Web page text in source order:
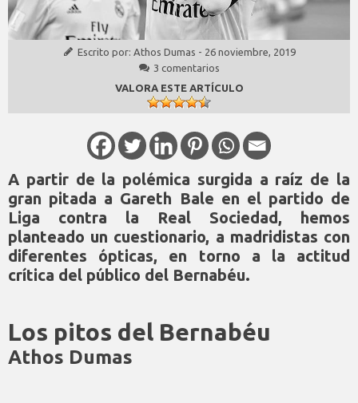
Escrito por: Athos Dumas - 26 noviembre, 2019
3 comentarios
VALORA ESTE ARTÍCULO
A partir de la polémica surgida a raíz de la
gran pitada a Gareth Bale en el partido de
Liga contra la Real Sociedad, hemos
planteado un cuestionario, a madridistas con
diferentes ópticas, en torno a la actitud
crítica del público del Bernabéu.
Los pitos del Bernabéu
Athos Dumas